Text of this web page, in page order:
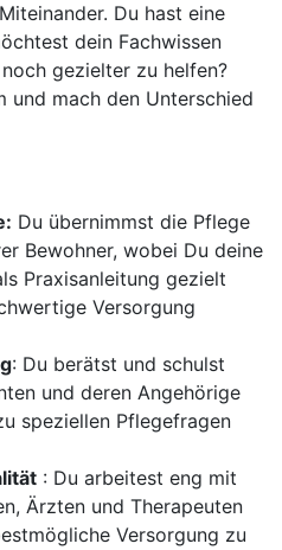
Du hast eine
dein Fachwissen
gezielter zu helfen?
und mach den Unterschied
Du übernimmst die Pflege
Bewohner, wobei Du deine
Praxisanleitung gezielt
Versorgung
: Du berätst und schulst
und deren Angehörige
speziellen Pflegefragen
: Du arbeitest eng mit
Ärzten und Therapeuten
Versorgung zu